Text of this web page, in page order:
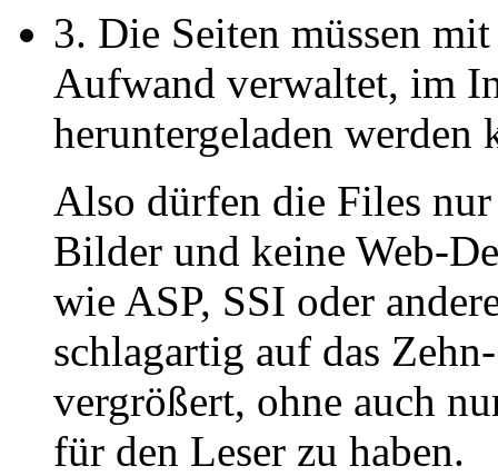
3. Die Seiten müssen
Aufwand verwaltet, im
heruntergeladen werden
Also dürfen die Files
Bilder und keine Web-
wie ASP, SSI oder
schlagartig auf das
vergrößert, ohne auch
für den Leser zu haben.